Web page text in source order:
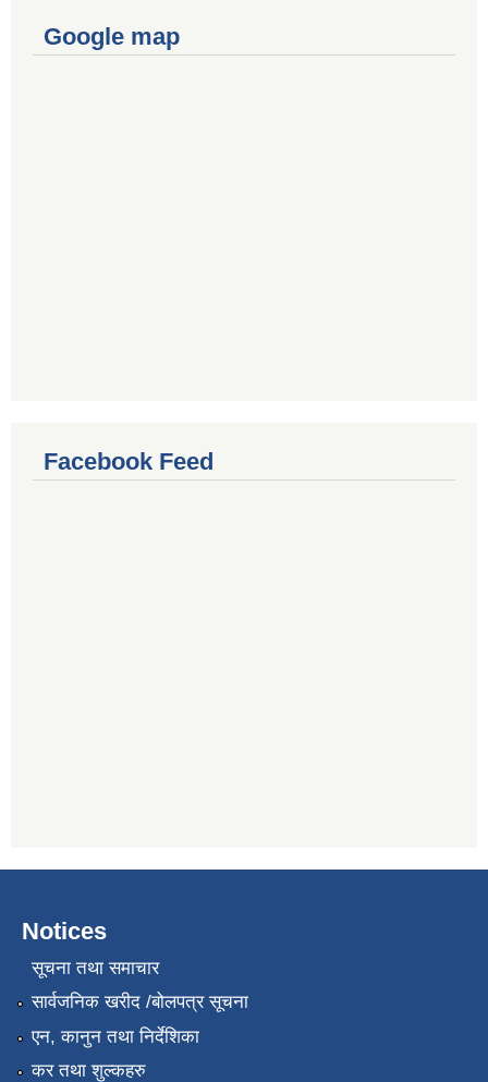
Google map
Facebook Feed
Notices
सूचना तथा समाचार
सार्वजनिक खरीद /बोलपत्र सूचना
एन, कानुन तथा निर्देशिका
कर तथा शुल्कहरु